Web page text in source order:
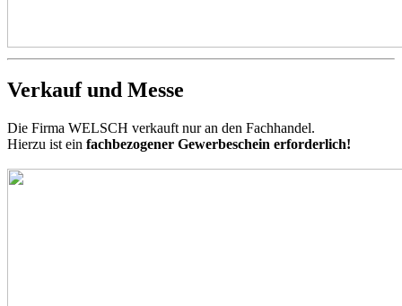
Verkauf und Messe
Die Firma WELSCH verkauft nur an den Fachhandel.
Hierzu ist ein fachbezogener Gewerbeschein erforderlich!